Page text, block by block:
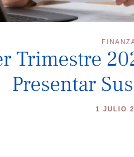
Trimestre
Presentar
1 JULIO